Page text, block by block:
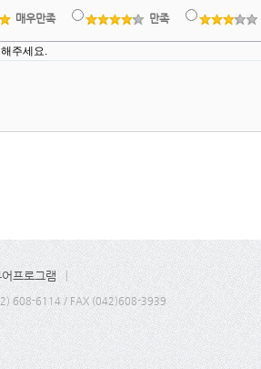
매우만족 만족
프로그램
608-6114 / FAX (042)608-3939